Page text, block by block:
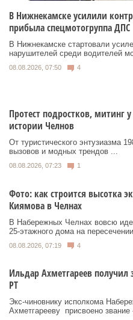
В Нижнекамске усилили
прибыла спецмотогруппа ДПС
В Нижнекамске стартовали
нарушителей среди водителей
08.08.2026, 07:50 4
Протест подростков, митинг
истории Челнов
От туристического энтузиазма
вызовов и модных трендов ...
08.08.2026, 07:23 1
Фото: как строится высотка
Киямова в Челнах
В Набережных Челнах вовсю
25‑этажного дома на
08.08.2026, 07:19 4
Ильдар Ахметгареев получил
РТ
Экс‑чиновнику исполкома
Ахметгарееву присвоено